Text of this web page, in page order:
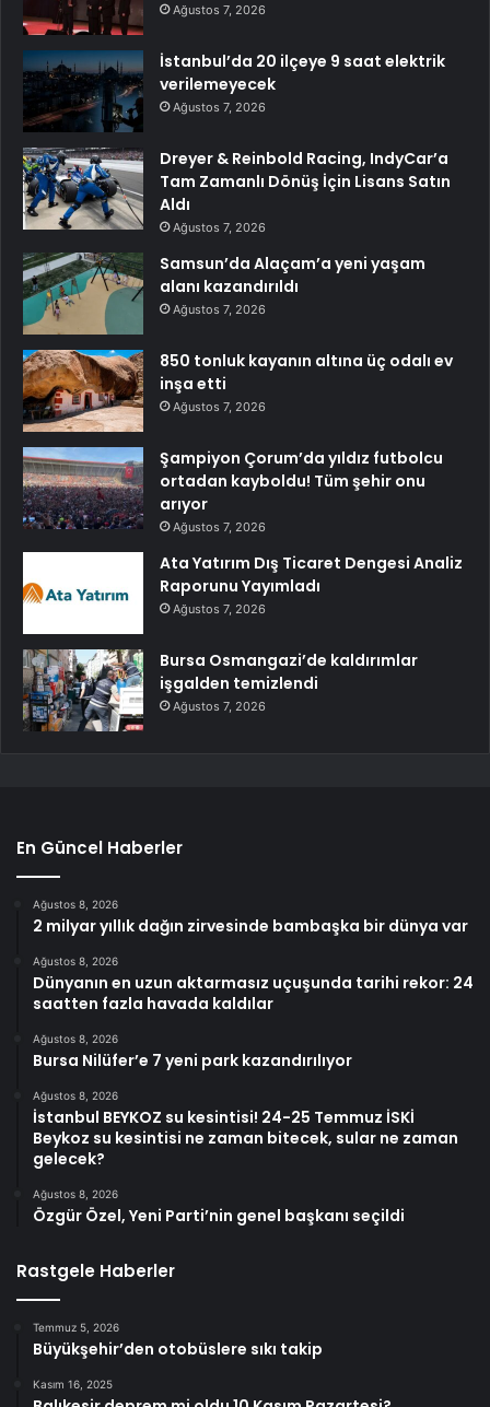
Ağustos 7, 2026
İstanbul’da 20 ilçeye 9 saat elektrik
verilemeyecek
Ağustos 7, 2026
Dreyer & Reinbold Racing, IndyCar’a
Tam Zamanlı Dönüş İçin Lisans Satın
Aldı
Ağustos 7, 2026
Samsun’da Alaçam’a yeni yaşam
alanı kazandırıldı
Ağustos 7, 2026
850 tonluk kayanın altına üç odalı ev
inşa etti
Ağustos 7, 2026
Şampiyon Çorum’da yıldız futbolcu
ortadan kayboldu! Tüm şehir onu
arıyor
Ağustos 7, 2026
Ata Yatırım Dış Ticaret Dengesi Analiz
Raporunu Yayımladı
Ağustos 7, 2026
Bursa Osmangazi’de kaldırımlar
işgalden temizlendi
Ağustos 7, 2026
En Güncel Haberler
Ağustos 8, 2026
2 milyar yıllık dağın zirvesinde bambaşka bir dünya var
Ağustos 8, 2026
Dünyanın en uzun aktarmasız uçuşunda tarihi rekor: 24
saatten fazla havada kaldılar
Ağustos 8, 2026
Bursa Nilüfer’e 7 yeni park kazandırılıyor
Ağustos 8, 2026
İstanbul BEYKOZ su kesintisi! 24-25 Temmuz İSKİ
Beykoz su kesintisi ne zaman bitecek, sular ne zaman
gelecek?
Ağustos 8, 2026
Özgür Özel, Yeni Parti’nin genel başkanı seçildi
Rastgele Haberler
Temmuz 5, 2026
Büyükşehir’den otobüslere sıkı takip
Kasım 16, 2025